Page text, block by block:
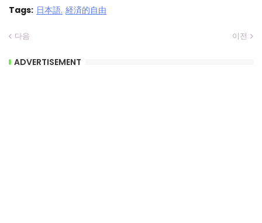
Tags: 日本語 経済的自由
다음 이전
ADVERTISEMENT